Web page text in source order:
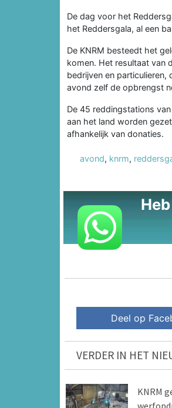
De dag voor het
het Reddersgala, al een
De KNRM besteedt het
komen. Het resultaat van
bedrijven en particulieren,
avond zelf de opbrengst
De 45 reddingstations
aan het land worden
afhankelijk van donaties.
avond, knrm,
Deel op
VERDER IN HET
KNRM